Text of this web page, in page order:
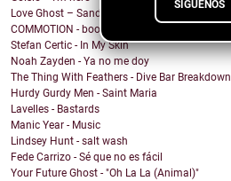
SÍGUENOS
Love Ghost – Sandcastles
COMMOTION - booty calls (rewind remix)
Stefan Certic - In My Skin
Noah Zayden - Ya no me doy
The Thing With Feathers - Dive Bar Breakdown
Hurdy Gurdy Men - Saint Maria
Lavelles - Bastards
Manic Year - Music
Lindsey Hunt - salt wash
Fede Carrizo - Sé que no es fácil
Your Future Ghost - "Oh La La (Animal)"